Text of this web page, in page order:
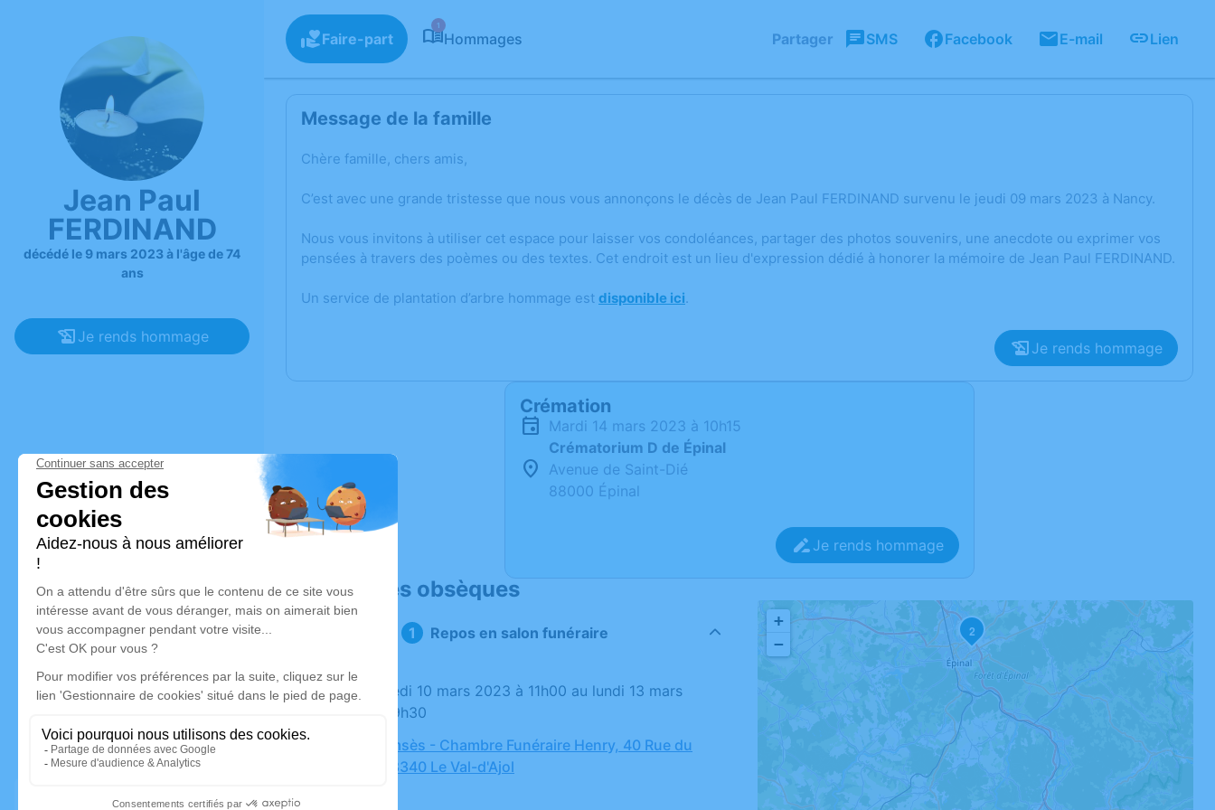
Jean Paul
FERDINAND
décédé le 9 mars 2023 à l'âge de 74
ans
Je rends hommage
Faire-part
1
Hommages Partager SMS Facebook E-mail Lien
Message de la famille
Chère famille, chers amis,
C’est avec une grande tristesse que nous vous annonçons le décès de Jean Paul FERDINAND survenu le jeudi 09 mars 2023 à Nancy.
Nous vous invitons à utiliser cet espace pour laisser vos condoléances, partager des photos souvenirs, une anecdote ou exprimer vos
pensées à travers des poèmes ou des textes. Cet endroit est un lieu d'expression dédié à honorer la mémoire de Jean Paul FERDINAND.
Un service de plantation d’arbre hommage est disponible ici.
Je rends hommage
Crémation
mardi 14 mars 2023 à 10h15
Crématorium D de Épinal
Avenue de Saint-Dié
88000 Épinal
Je rends hommage
Déroulé des obsèques
Repos en salon funéraire
Du vendredi 10 mars 2023 à 11h00 au lundi 13 mars
2023 à 09h30
Salon Ramsès - Chambre Funéraire Henry, 40 Rue du
Devau, 88340 Le Val-d'Ajol
2
+
−